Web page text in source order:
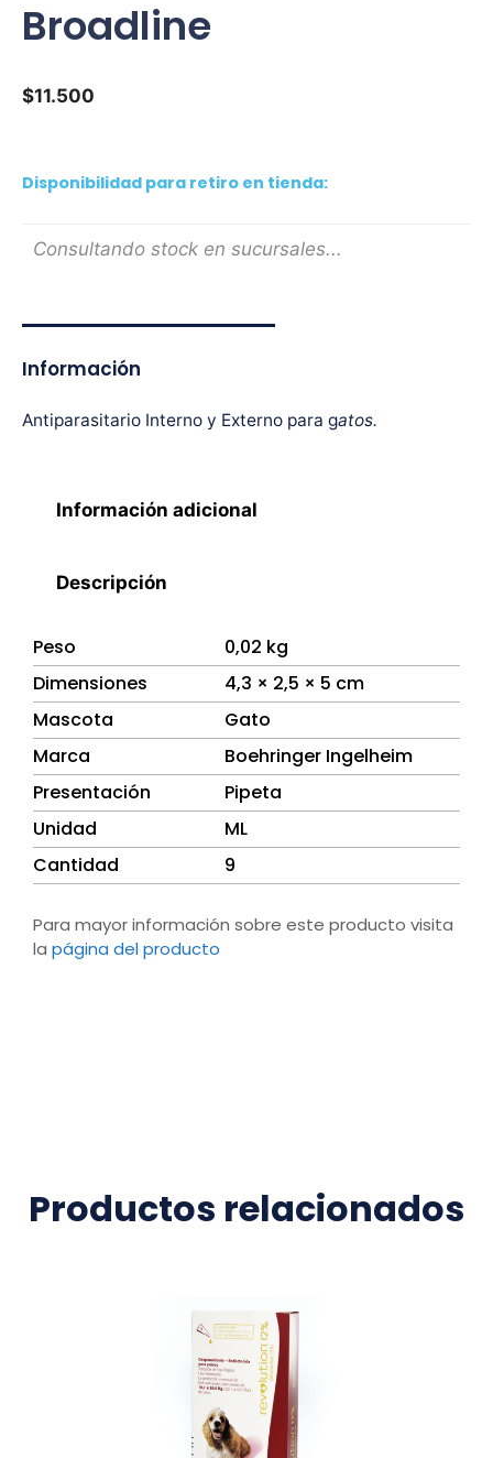
Broadline
$11.500
Disponibilidad para retiro en tienda:
Consultando stock en sucursales...
Información
Antiparasitario Interno y Externo para gatos.
Información adicional
Descripción
Peso
0,02 kg
Dimensiones
4,3 × 2,5 × 5 cm
Mascota
Gato
Marca
Boehringer Ingelheim
Presentación
Pipeta
Unidad
ML
Cantidad
9
Para mayor información sobre este producto visita
la página del producto
Productos relacionados